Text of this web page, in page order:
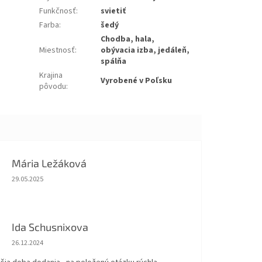
Funkčnosť:
svietiť
Farba: šedý
Miestnosť:
Chodba, hala,
obývacia izba, jedáleň,
spálňa
Krajina
pôvodu: Vyrobené v Poľsku
Mária Ležáková
Hodnotenie obchodu je 5 z 5 hviezdičiek.
29.05.2025
Ida Schusnixova
Hodnotenie obchodu je 5 z 5 hviezdičiek.
26.12.2024